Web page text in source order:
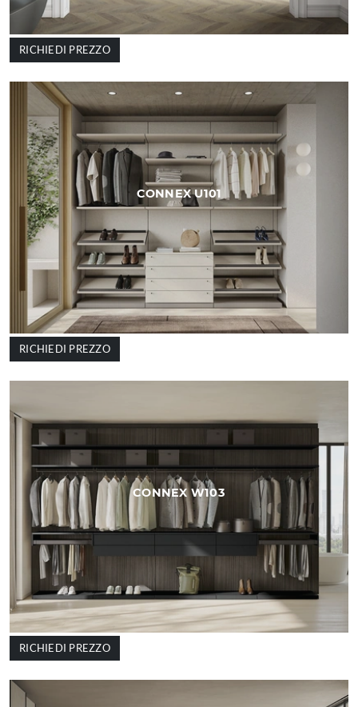
RICHIEDI PREZZO
CONNEX U101
RICHIEDI PREZZO
CONNEX W103
RICHIEDI PREZZO